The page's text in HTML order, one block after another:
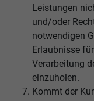
Leistungen
und/oder
notwendigen
Erlaubnisse
Verarbeitung
einzuholen.
Kommt der